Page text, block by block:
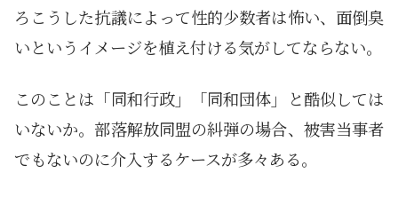
ろこうした抗議によって性的少数者は怖い、面倒臭
いというイメージを植え付ける気がしてならない。
このことは「同和行政」「同和団体」と酷似しては
いないか。部落解放同盟の糾弾の場合、被害当事者
でもないのに介入するケースが多々ある。